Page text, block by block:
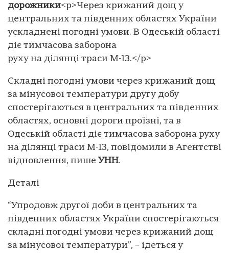
дорожники<p>Через крижаний дощ у
центральних та південних областях України
ускладнені погодні умови. В Одеській області
діє тимчасова заборона
руху на ділянці траси М-13.</p>
Складні погодні умови через крижаний дощ
за мінусової температури другу добу
спостерігаються в центральних та південних
областях, основні дороги проїзні, та в
Одеській області діє тимчасова заборона руху
на ділянці траси М-13, повідомили в Агентстві
відновлення, пише УНН.
Деталі
“Упродовж другої доби в центральних та
південних областях України спостерігаються
складні погодні умови через крижаний дощ
за мінусової температури”, – ідеться у